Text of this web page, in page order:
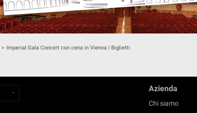
> Imperial Gala Concert con cena in Vienna | Biglietti
Azienda
Chi siamo